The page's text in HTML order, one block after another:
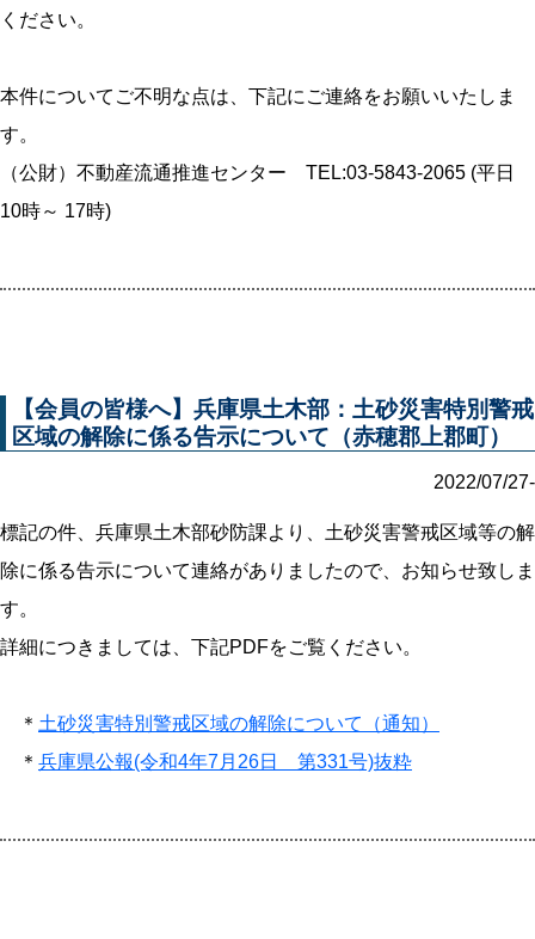
ください。
本件についてご不明な点は、下記にご連絡をお願いいたしま
す。
（公財）不動産流通推進センター TEL:03-5843-2065 (平日
10時～ 17時)
【会員の皆様へ】兵庫県土木部：土砂災害特別警戒
区域の解除に係る告示について（赤穂郡上郡町）
2022/07/27-
標記の件、兵庫県土木部砂防課より、土砂災害警戒区域等の解
除に係る告示について連絡がありましたので、お知らせ致しま
す。
詳細につきましては、下記PDFをご覧ください。
＊ 土砂災害特別警戒区域の解除について（通知）
＊ 兵庫県公報(令和4年7月26日 第331号)抜粋